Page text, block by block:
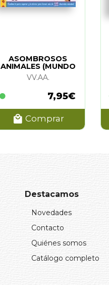
ASOMBROSOS
ANIMALES (MUNDO
MAGICO)
VV.AA.
7,95€
Comprar
Destacamos
Novedades
Contacto
Quiénes somos
Catálogo completo